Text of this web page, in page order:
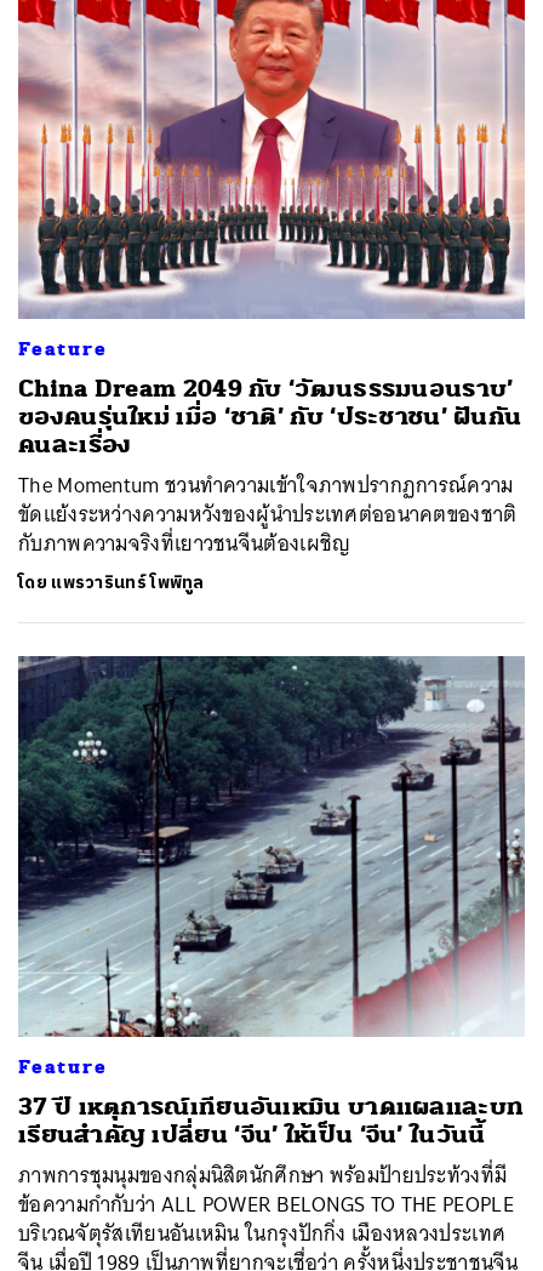
Feature
China Dream 2049 กับ ‘วัฒนธรรมนอนราบ’
ของคนรุ่นใหม่ เมื่อ ‘ชาติ’ กับ ‘ประชาชน’ ฝันกัน
คนละเรื่อง
The Momentum ชวนทำความเข้าใจภาพปรากฏการณ์ความ
ขัดแย้งระหว่างความหวังของผู้นำประเทศต่ออนาคตของชาติ
กับภาพความจริงที่เยาวชนจีนต้องเผชิญ
โดย แพรวารินทร์ โพพิทูล
Feature
37 ปี เหตุการณ์เทียนอันเหมิน บาดแผลและบท
เรียนสำคัญ เปลี่ยน ‘จีน’ ให้เป็น ‘จีน’ ในวันนี้
ภาพการชุมนุมของกลุ่มนิสิตนักศึกษา พร้อมป้ายประท้วงที่มี
ข้อความกำกับว่า ALL POWER BELONGS TO THE PEOPLE
บริเวณจัตุรัสเทียนอันเหมิน ในกรุงปักกิ่ง เมืองหลวงประเทศ
จีน เมื่อปี 1989 เป็นภาพที่ยากจะเชื่อว่า ครั้งหนึ่งประชาชนจีน